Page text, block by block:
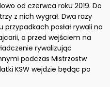
od czerwca roku 2019. Do
z nich wygrał. Dwa razy
przypadkach posłał rywali na
a przed wejściem na
rywalizując
podczas Mistrzostw
KSW wejdzie będąc po